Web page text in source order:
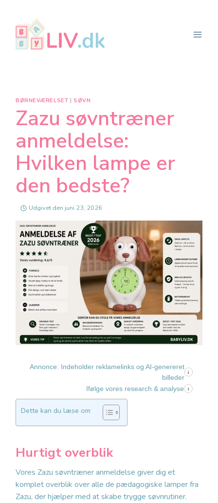
indhold
BØRNEVÆRELSET SØVN
Zazu søvntræner
anmeldelse:
Hvilken lampe er
den bedste?
Udgivet den juni 23, 2026
Annonce: Indeholder reklamelinks og AI-genereret
billeder
i
Ifølge vores research & analyse i
Dette kan du læse om
Hurtigt overblik
Vores Zazu søvntræner anmeldelse giver dig et
komplet overblik over alle de pædagogiske lamper fra
Zazu, der hjælper med at skabe trygge søvnrutiner.